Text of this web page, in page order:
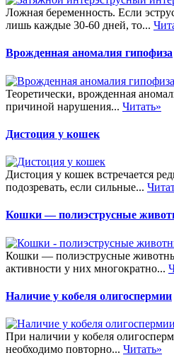
Ложная беременность. Если
лишь каждые 30-60 дней, то...
Врожденная аномалия гипофиза
Теоретически, врожденная
причиной нарушения... Читать»
Дистоция у кошек
Дистоция у кошек встречается
подозревать, если сильные...
Кошки — полиэструсные
Кошки — полиэструсные
активности у них многократно...
Наличие у кобеля олигоспермии
При наличии у кобеля
необходимо повторно... Читать»